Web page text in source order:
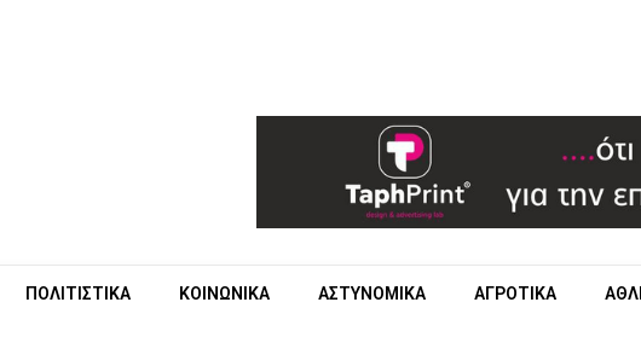
ΠΟΛΙΤΙΣΤΙΚΑ ΚΟΙΝΩΝΙΚΑ ΑΣΤΥΝΟΜΙΚΑ ΑΓΡΟΤΙΚΑ